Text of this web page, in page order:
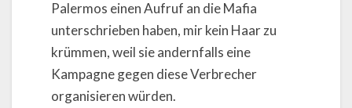
Palermos einen Aufruf an die Mafia
unterschrieben haben, mir kein Haar zu
krümmen, weil sie andernfalls eine
Kampagne gegen diese Verbrecher
organisieren würden.